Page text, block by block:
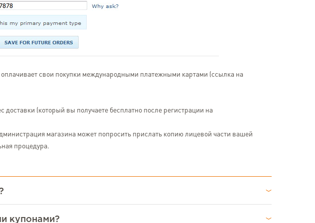
оплачивает свои покупки международными платежными картами (ссылка на
(который вы получаете бесплатно после регистрации на
магазина может попросить прислать копию лицевой части вашей
процедура.
купонами?